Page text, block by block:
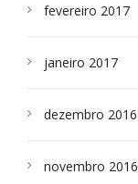
fevereiro 2017
janeiro 2017
dezembro 2016
novembro 2016